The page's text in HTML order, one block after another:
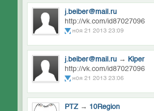
j.beiber@mail.ru
http://vk.com/id87027096
ноя 21 2013 23:09
j.beiber@mail.ru →
Kiper
http://vk.com/id87027096
ноя 21 2013 23:06
PTZ → 10Region